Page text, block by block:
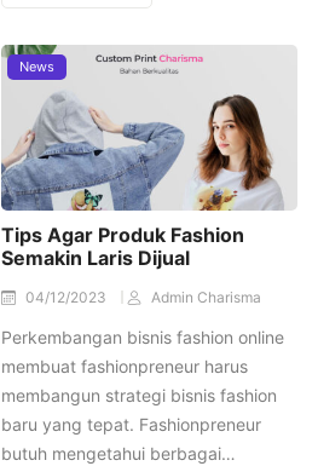
News
Tips Agar Produk Fashion
Semakin Laris Dijual
04/12/2023 Admin Charisma
Perkembangan bisnis fashion online
membuat fashionpreneur harus
membangun strategi bisnis fashion
baru yang tepat. Fashionpreneur
butuh mengetahui berbagai…